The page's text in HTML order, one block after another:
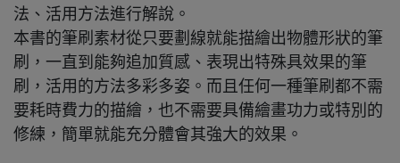
法、活用方法進行解說。
本書的筆刷素材從只要劃線就能描繪出物體形狀的筆
刷，一直到能夠追加質感、表現出特殊具效果的筆
刷，活用的方法多彩多姿。而且任何一種筆刷都不需
要耗時費力的描繪，也不需要具備繪畫功力或特別的
修練，簡單就能充分體會其強大的效果。